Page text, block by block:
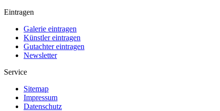
Eintragen
Galerie eintragen
Künstler eintragen
Gutachter eintragen
Newsletter
Service
Sitemap
Impressum
Datenschutz